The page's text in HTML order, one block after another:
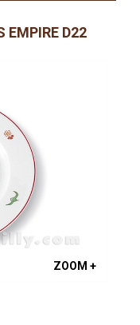
EMPIRE D22
ZOOM +